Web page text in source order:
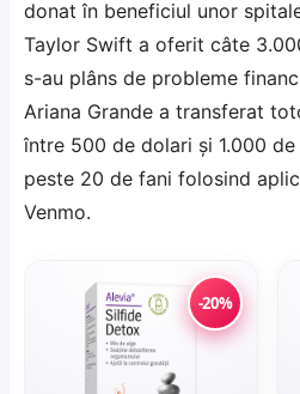
donat în beneficiul unor
Taylor Swift a oferit câte
s-au plâns de probleme
Ariana Grande a transferat
între 500 de dolari şi 1.000
peste 20 de fani folosind
Venmo.
-20%